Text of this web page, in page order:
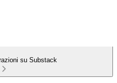
su Substack